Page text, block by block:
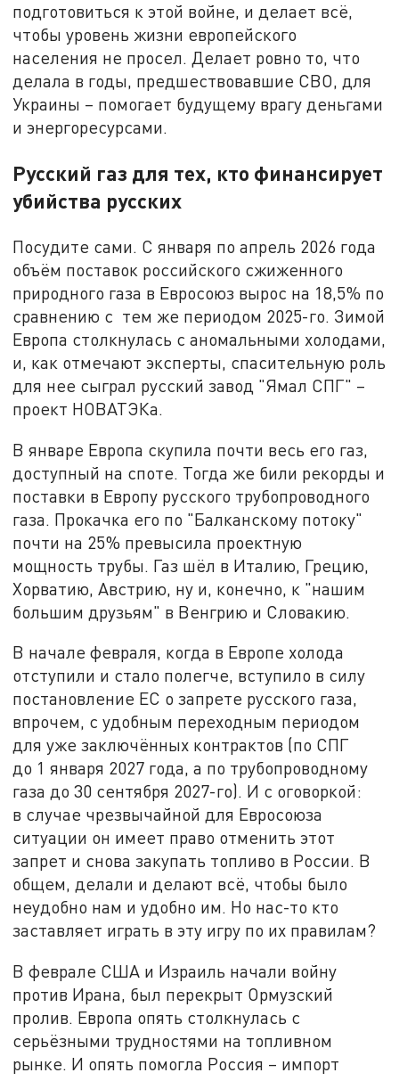
подготовиться к этой войне, и делает всё,
чтобы уровень жизни европейского
населения не просел. Делает ровно то, что
делала в годы, предшествовавшие СВО, для
Украины – помогает будущему врагу деньгами
и энергоресурсами.
Русский газ для тех, кто финансирует
убийства русских
Посудите сами. С января по апрель 2026 года
объём поставок российского сжиженного
природного газа в Евросоюз вырос на 18,5% по
сравнению с тем же периодом 2025-го. Зимой
Европа столкнулась с аномальными холодами,
и, как отмечают эксперты, спасительную роль
для нее сыграл русский завод "Ямал СПГ" –
проект НОВАТЭКа.
В январе Европа скупила почти весь его газ,
доступный на споте. Тогда же били рекорды и
поставки в Европу русского трубопроводного
газа. Прокачка его по "Балканскому потоку"
почти на 25% превысила проектную
мощность трубы. Газ шёл в Италию, Грецию,
Хорватию, Австрию, ну и, конечно, к "нашим
большим друзьям" в Венгрию и Словакию.
В начале февраля, когда в Европе холода
отступили и стало полегче, вступило в силу
постановление ЕС о запрете русского газа,
впрочем, с удобным переходным периодом
для уже заключённых контрактов (по СПГ
до 1 января 2027 года, а по трубопроводному
газа до 30 сентября 2027-го). И с оговоркой:
в случае чрезвычайной для Евросоюза
ситуации он имеет право отменить этот
запрет и снова закупать топливо в России. В
общем, делали и делают всё, чтобы было
неудобно нам и удобно им. Но нас-то кто
заставляет играть в эту игру по их правилам?
В феврале США и Израиль начали войну
против Ирана, был перекрыт Ормузский
пролив. Европа опять столкнулась с
серьёзными трудностями на топливном
рынке. И опять помогла Россия – импорт